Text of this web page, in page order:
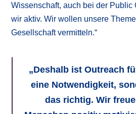
Wissenschaft, auch bei der Public
wir aktiv. Wir wollen unsere
Gesellschaft vermitteln.“
„Deshalb ist Outreach
eine Notwendigkeit,
das richtig. Wir